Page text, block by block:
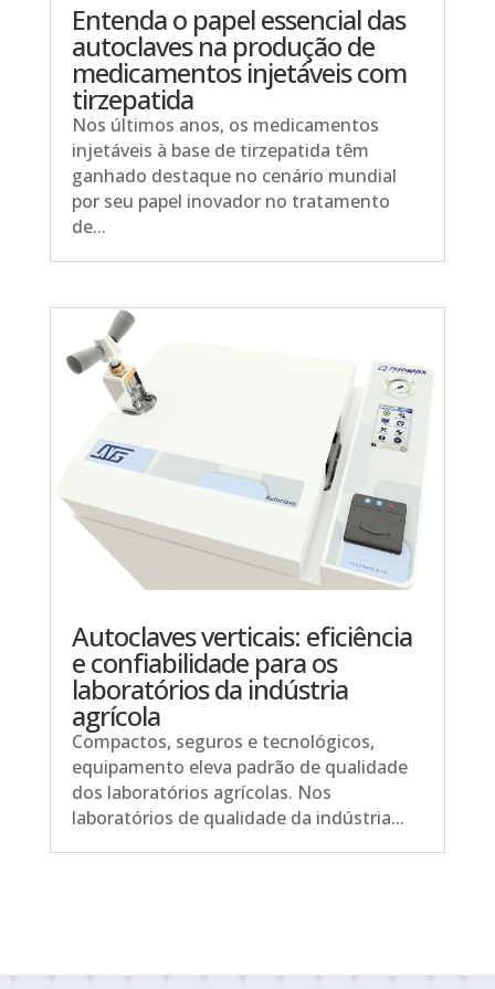
Entenda o papel essencial das
autoclaves na produção de
medicamentos injetáveis com
tirzepatida
Nos últimos anos, os medicamentos
injetáveis à base de tirzepatida têm
ganhado destaque no cenário mundial
por seu papel inovador no tratamento
de...
Autoclaves verticais: eficiência
e confiabilidade para os
laboratórios da indústria
agrícola
Compactos, seguros e tecnológicos,
equipamento eleva padrão de qualidade
dos laboratórios agrícolas. Nos
laboratórios de qualidade da indústria...